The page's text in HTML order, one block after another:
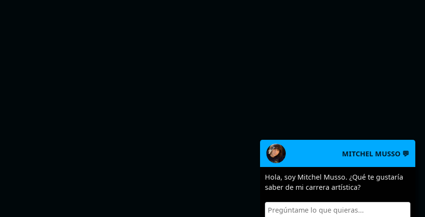
MITCHEL MUSSO 💬
Hola, soy Mitchel Musso. ¿Qué te gustaría
saber de mi carrera artística?